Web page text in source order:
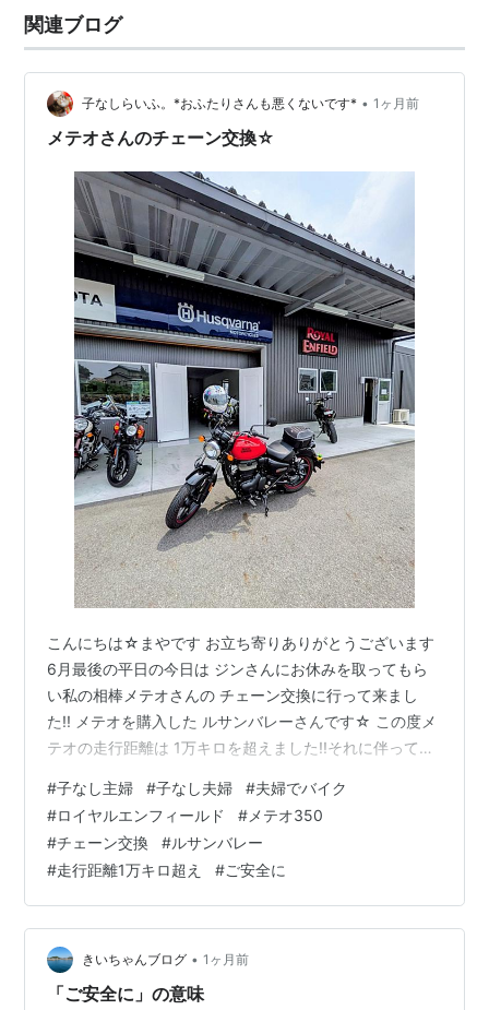
関連ブログ
子なしらいふ。*おふたりさんも悪くないです* • 1ヶ月前
メテオさんのチェーン交換☆
こんにちは☆まやです お立ち寄りありがとうございます
6月最後の平日の今日は ジンさんにお休みを取ってもら
い私の相棒メテオさんの チェーン交換に行って来まし
た!! メテオを購入した ルサンバレーさんです☆ この度メ
テオの走行距離は 1万キロを超えました!!それに伴っての
超えたら考えて下さい と、言われてたんです ぶっちゃけ
1万キロで チェーン交換なんて早くない!?? と、思ったん
ですが…ジンさんに確認してもらったら チェーン、ダル
ダルでした(・・;)ｱﾗ 乗り方にもよるんだろうけど 一般的
なチェーン交換の時期は 1万5千～3万キロと言われ…
#子なし主婦 #子なし夫婦 #夫婦でバイク
#ロイヤルエンフィールド # メテオ350
#チェーン交換 #ルサンバレー
#走行距離1万キロ超え #ご安全に
きいちゃんブログ • 1ヶ月前
「ご安全に」の意味